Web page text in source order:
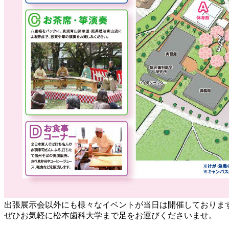
出張展示会以外にも様々なイベントが当日は開催しておりま
ぜひお気軽に松本歯科大学まで足をお運びくださいませ。